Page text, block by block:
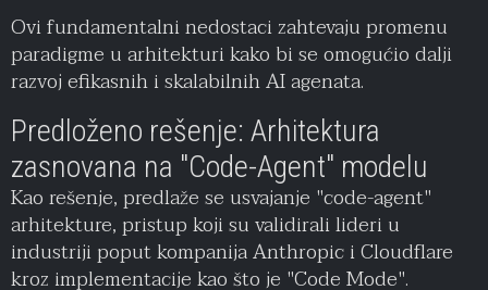
Ovi fundamentalni nedostaci zahtevaju promenu
paradigme u arhitekturi kako bi se omogućio dalji
razvoj efikasnih i skalabilnih AI agenata.
Predloženo rešenje: Arhitektura
zasnovana na "Code-Agent" modelu
Kao rešenje, predlaže se usvajanje "code-agent"
arhitekture, pristup koji su validirali lideri u
industriji poput kompanija Anthropic i Cloudflare
kroz implementacije kao što je "Code Mode".